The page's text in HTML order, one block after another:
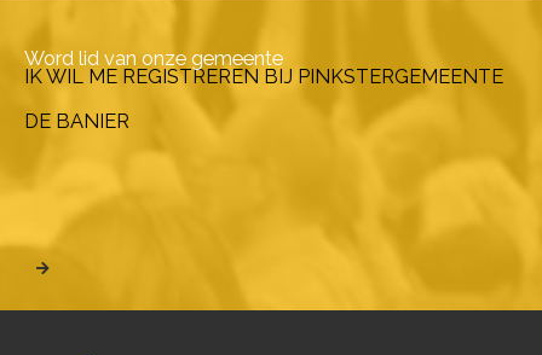
Word lid van onze gemeente
IK WIL ME REGISTREREN BIJ PINKSTERGEMEENTE
DE BANIER